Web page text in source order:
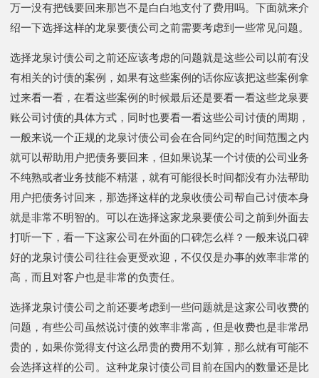
万一没有把钱要回来那岂不是白白地支付了费用吗。下面就来介
绍一下选择这样的龙泉要债公司之前需要考虑到一些常见问题。
选择龙泉讨债公司之前还应该考虑的问题就是这些公司以前有没
有相关的讨债的案例，如果有这些案例的话你应该把这些案例拿
过来看一看，在看这些案例的时候最后还是要看一看这些龙泉要
账公司讨债的具体方式，同时也要看一看这些公司讨债的周期，
一般来说一个正规的龙泉讨债公司会在合同约定的时间范围之内
就可以帮助用户把债务要回来，但如果说某一个讨债的公司业务
不纯熟或者业务技能不精湛，就有可能很长时间都没有办法帮助
用户把债务讨回来，那选择这样的龙泉收债公司帮自己讨债本身
就是非常不明智的。可以在选择这家龙泉要债公司之前到外面去
打听一下，看一下这家公司在外面的口碑怎么样？一般来说口碑
好的龙泉讨债公司往往会更受欢迎，不仅仅是办事的效率非常的
高，而且对客户也是非常的负责任。
选择龙泉讨债公司之前还要考虑到一些问题就是这家公司收费的
问题，有些公司虽然说讨债的效率非常高，但是收费也是非常昂
贵的，如果你觉得支付这么昂贵的费用不划算，那么就有可能不
会选择这样的公司。这种龙泉讨债公司目前在国内的数量还是比